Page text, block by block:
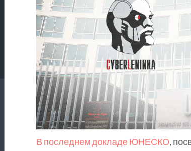
В последнем докладе ЮНЕСКО,